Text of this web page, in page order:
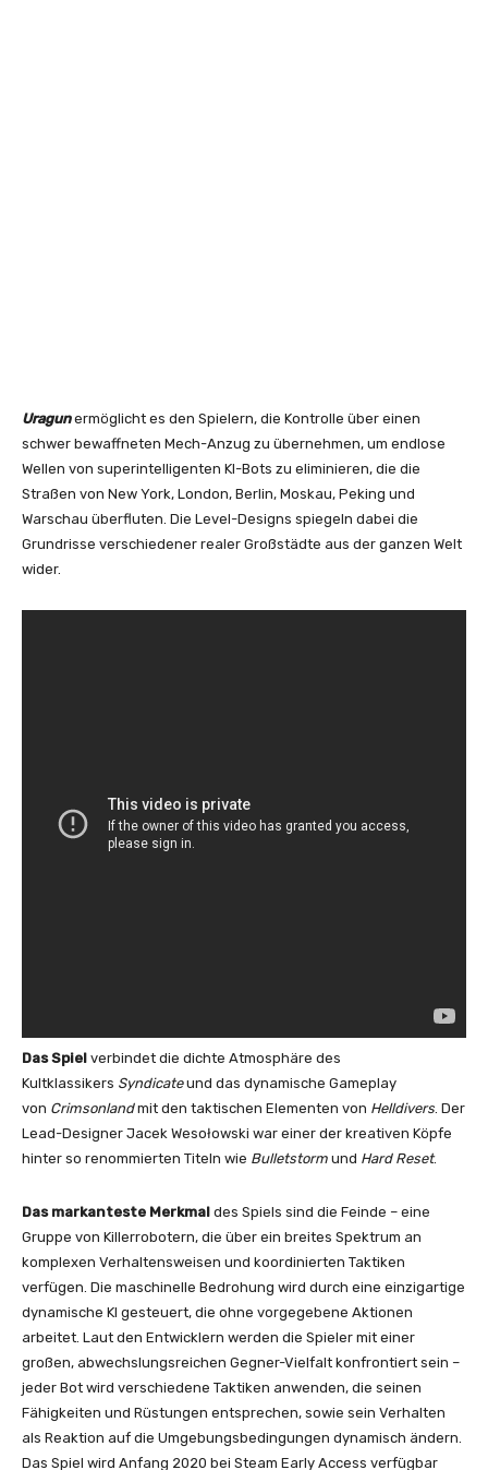
Uragunermöglicht es den Spielern, die Kontrolle über einen
schwer bewaffneten Mech-Anzug zu übernehmen, um endlose
Wellen von superintelligenten KI-Bots zu eliminieren, die die
Straßen von New York, London, Berlin, Moskau, Peking und
Warschau überfluten. Die Level-Designs spiegeln dabei die
Grundrisse verschiedener realer Großstädte aus der ganzen Welt
wider.
Das Spiel verbindet die dichte Atmosphäre des
Kultklassikers Syndicateund das dynamische Gameplay
von Crimsonlandmit den taktischen Elementen von Helldivers. Der
Lead-Designer Jacek Wesołowski war einer der kreativen Köpfe
hinter so renommierten Titeln wie Bulletstorm und Hard Reset.
Das markanteste Merkmal des Spiels sind die Feinde – eine
Gruppe von Killerrobotern, die über ein breites Spektrum an
komplexen Verhaltensweisen und koordinierten Taktiken
verfügen. Die maschinelle Bedrohung wird durch eine einzigartige
dynamische KI gesteuert, die ohne vorgegebene Aktionen
arbeitet. Laut den Entwicklern werden die Spieler mit einer
großen, abwechslungsreichen Gegner-Vielfalt konfrontiert sein –
jeder Bot wird verschiedene Taktiken anwenden, die seinen
Fähigkeiten und Rüstungen entsprechen, sowie sein Verhalten
als Reaktion auf die Umgebungsbedingungen dynamisch ändern.
Das Spiel wird Anfang 2020 bei Steam Early Access verfügbar